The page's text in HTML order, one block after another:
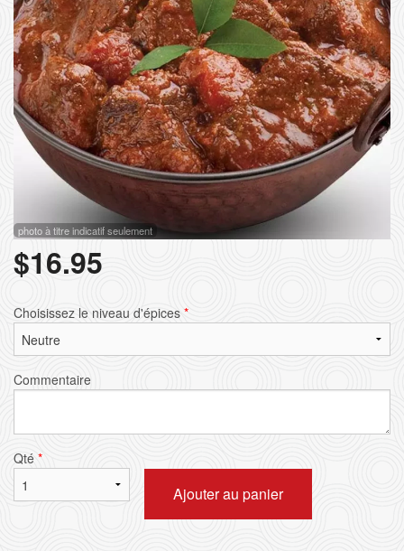
photo à titre indicatif seulement
$16.95
Choisissez le niveau d'épices *
Commentaire
Qté *
Ajouter au panier